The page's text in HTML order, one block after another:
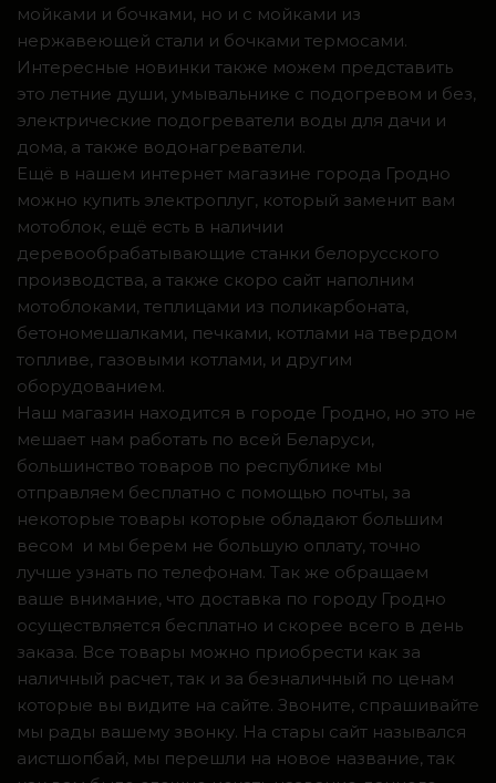
мойками и бочками, но и с мойками из
нержавеющей стали и бочками термосами.
Интересные новинки также можем представить
это летние души, умывальнике с подогревом и без,
электрические подогреватели воды для дачи и
дома, а также водонагреватели.
Ещё в нашем интернет магазине города Гродно
можно купить электроплуг, который заменит вам
мотоблок, ещё есть в наличии
деревообрабатывающие станки белорусского
производства, а также скоро сайт наполним
мотоблоками, теплицами из поликарбоната,
бетономешалками, печками, котлами на твердом
топливе, газовыми котлами, и другим
оборудованием.
Наш магазин находится в городе Гродно, но это не
мешает нам работать по всей Беларуси,
большинство товаров по республике мы
отправляем бесплатно с помощью почты, за
некоторые товары которые обладают большим
весом и мы берем не большую оплату, точно
лучше узнать по телефонам. Так же обращаем
ваше внимание, что доставка по городу Гродно
осуществляется бесплатно и скорее всего в день
заказа. Все товары можно приобрести как за
наличный расчет, так и за безналичный по ценам
которые вы видите на сайте. Звоните, спрашивайте
мы рады вашему звонку. На стары сайт назывался
аистшопбай, мы перешли на новое название, так